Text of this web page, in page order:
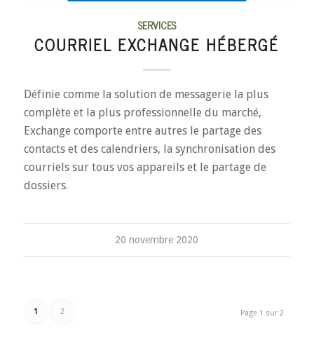
SERVICES
COURRIEL EXCHANGE HÉBERGÉ
Définie comme la solution de messagerie la plus
complète et la plus professionnelle du marché,
Exchange comporte entre autres le partage des
contacts et des calendriers, la synchronisation des
courriels sur tous vos appareils et le partage de
dossiers.
20 novembre 2020
Page 1 sur 2
1 2